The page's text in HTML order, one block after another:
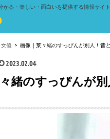
る・楽しい・面白いを提供する情報サイト
優 画像｜菜々緒のすっぴんが別人！昔
2023.02.04
緒のすっぴんが